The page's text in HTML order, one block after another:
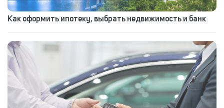
Как оформить ипотеку, выбрать недвижимость и банк